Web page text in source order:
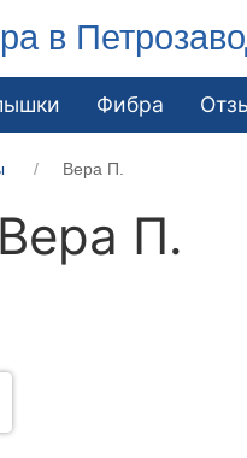
в
Фибра
Вера П.
Вера П.